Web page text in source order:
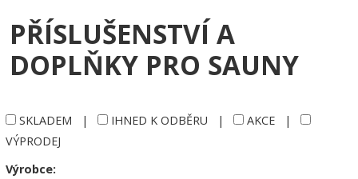
PŘÍSLUŠENSTVÍ A
DOPLŇKY PRO SAUNY
SKLADEM | IHNED K ODBĚRU | AKCE |
VÝPRODEJ
Výrobce: